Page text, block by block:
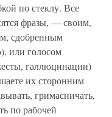
по стеклу. Все
фразы, — своим,
сдобренным
или голосом
галлюцинации)
их сторонним
гримасничать,
по рабочей